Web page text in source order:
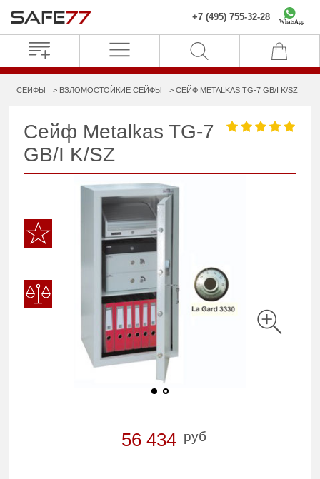
+7 (495) 755-32-28 WhatsApp
СЕЙФЫ ВЗЛОМОСТОЙКИЕ СЕЙФЫ СЕЙФ METALKAS TG-7 GB/I K/SZ
Сейф Metalkas TG-7
GB/I K/SZ
56 434 руб